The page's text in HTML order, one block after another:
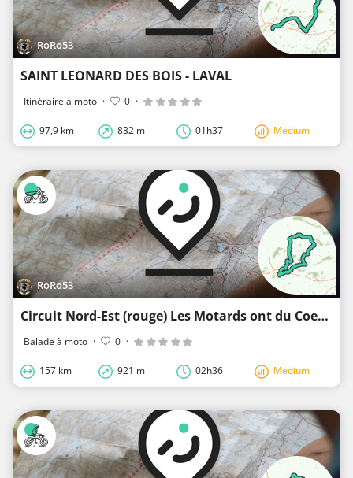
RoRo53
SAINT LEONARD DES BOIS - LAVAL
Itinéraire à moto · 0 ·
97,9 km 832 m 01h37 Medium
RoRo53
Circuit Nord-Est (rouge) Les Motards ont du Coeur 2010
Balade à moto · 0 ·
157 km 921 m 02h36 Medium